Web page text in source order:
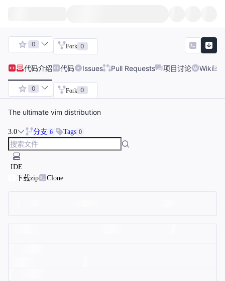
0 Fork 0
代码介绍 代码 Issues Pull Requests 项目讨论 Wiki
0 Fork 0
The ultimate vim distribution
3.0 分支 6 Tags 0
IDE
下载zip
Clone